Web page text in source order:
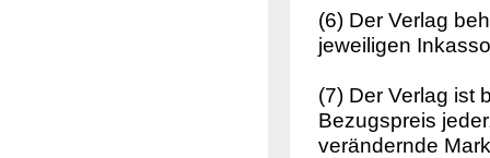
(6) Der Verlag
jeweiligen
(7) Der Verlag ist
Bezugspreis
verändernde